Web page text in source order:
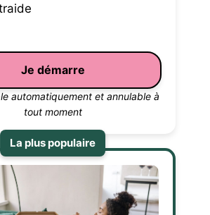
Je démarre
automatiquement et annulable à
tout moment